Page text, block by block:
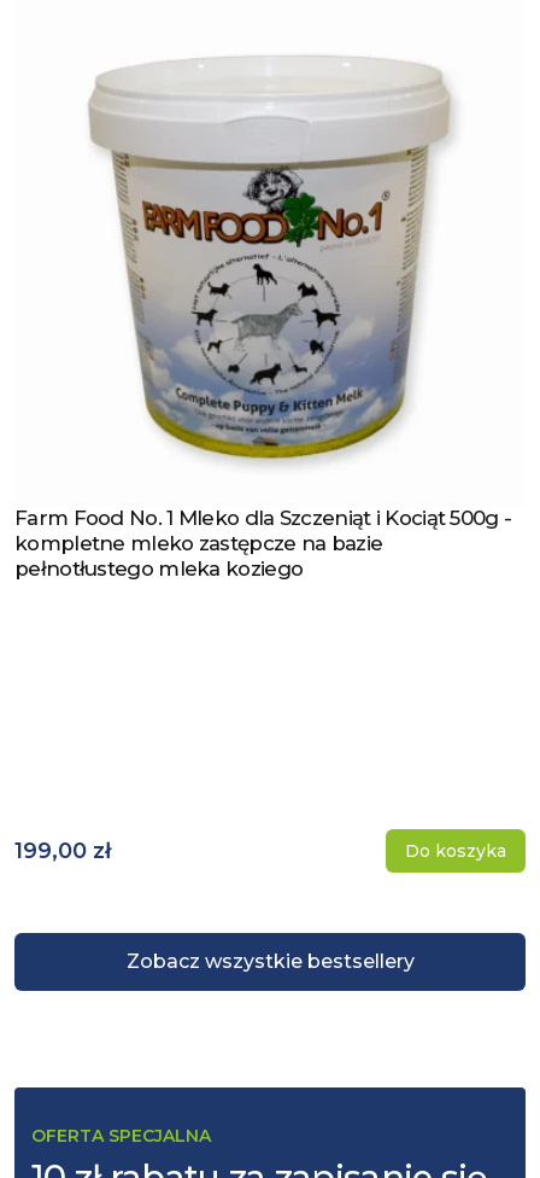
Zobacz wszystkie bestsellery
Zobacz produkt
Farm Food No. 1 Mleko dla Szczeniąt i Kociąt 500g -
kompletne mleko zastępcze na bazie
pełnotłustego mleka koziego
199,00 zł Do koszyka
OFERTA SPECJALNA